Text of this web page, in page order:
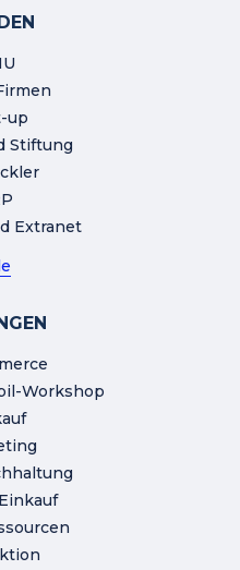
up
Stiftung
Extranet
Workshop